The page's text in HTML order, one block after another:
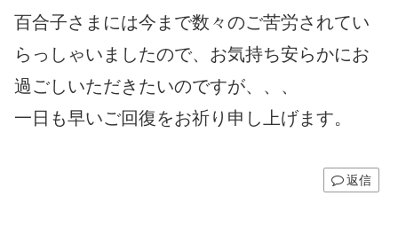
百合子さまには今まで数々のご苦労されてい
らっしゃいましたので、お気持ち安らかにお
過ごしいただきたいのですが、、、
一日も早いご回復をお祈り申し上げます。
返信